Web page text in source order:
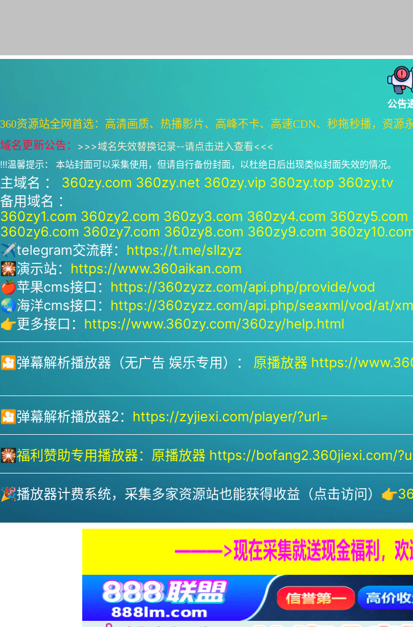
公告
360资源站全网首选：高清画质、热播影片、高峰不卡、高速CDN、秒拖秒播，资源
域名更新公告： >>>域名失效替换记录--请点击进入查看<<<
!!!温馨提示： 本站封面可以采集使用，但请自行备份封面，以杜绝日后出现类似封面失效的情况。
主域名 ： 360zy.com 360zy.net 360zy.vip 360zy.top 360zy.tv
备用域名 ：
360zy1.com 360zy2.com 360zy3.com 360zy4.com 360zy5.com
360zy6.com 360zy7.com 360zy8.com 360zy9.com
✈telegram交流群： https://t.me/sllzyz
🎇演示站： https://www.360aikan.com
🍎苹果cms接口： https://360zyzz.com/api.php/provide/vod
🌏海洋cms接口： https://360zyzz.com/api.php/seaxml/vod/at/
👉更多接口： https://www.360zy.com/360zy/help.html
🎦弹幕解析播放器（无广告 娱乐专用）： 原播放器 https://
🎦弹幕解析播放器2： https://zyjiexi.com/player/?url=
🎇福利赞助专用播放器： 原播放器 https://bofang2.360jiexi.com/
🎉播放器计费系统，采集多家资源站也能获得收益（点击访问）👉